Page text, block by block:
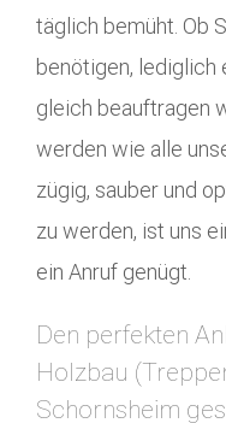
täglich bemüht. Ob
benötigen, lediglich
gleich beauftragen
werden wie alle
zügig, sauber und
zu werden, ist uns
ein Anruf genügt.
Den perfekten
Holzbau
Schornsheim